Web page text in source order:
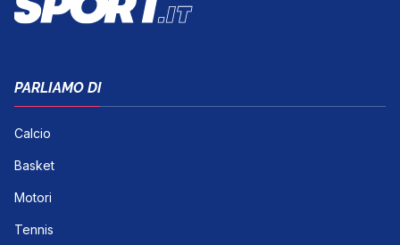
PARLIAMO DI
Calcio
Basket
Motori
Tennis